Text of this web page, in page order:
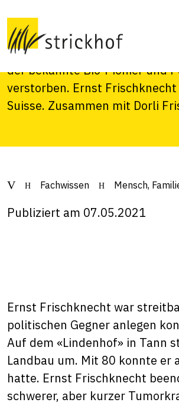
Pionier und
Eine bedeutende Stimme der
der bekannte Bio-Pionier und
verstorben. Ernst
Suisse. Zusammen mit Dorli
Fachwissen Mensch,
Publiziert am 07.05.2021
Ernst Frischknecht war
politischen Gegner anlegen
Auf dem «Lindenhof» in Tann
Landbau um. Mit 80 konnte er
hatte. Ernst Frischknecht
schwerer, aber kurzer